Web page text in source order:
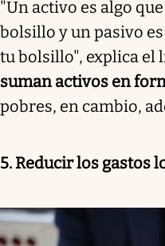
"Un activo es algo
bolsillo y un pasivo
tu bolsillo", explica el
suman activos en
pobres, en cambio,
5. Reducir los gastos